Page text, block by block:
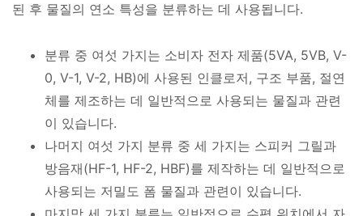
된 후 물질의 연소 특성을 분류하는 데 사용됩니다.
분류 중 여섯 가지는 소비자 전자 제품(5VA, 5VB, V-
0, V-1, V-2, HB)에 사용된 인클로저, 구조 부품, 절연
체를 제조하는 데 일반적으로 사용되는 물질과 관련
이 있습니다.
나머지 여섯 가지 분류 중 세 가지는 스피커 그릴과
방음재(HF-1, HF-2, HBF)를 제작하는 데 일반적으로
사용되는 저밀도 폼 물질과 관련이 있습니다.